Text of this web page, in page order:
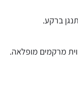
ברקע.
מרקמים מופלאה.